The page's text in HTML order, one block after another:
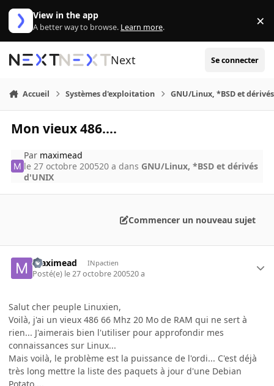
Aller au contenu
View in the app
A better way to browse. Learn more. ×
Next Se connecter
Accueil Systèmes d'exploitation GNU/Linux, *BSD et
Mon vieux 486....
Par maximead
le 27 octobre 200520 a dans GNU/Linux, *BSD et dérivés
d'UNIX
Commencer un nouveau sujet
maximead INpactien
Posté(e) le 27 octobre 200520 a
Salut cher peuple Linuxien,
Voilà, j'ai un vieux 486 66 Mhz 20 Mo de RAM qui ne sert à
rien... J'aimerais bien l'utiliser pour approfondir mes
connaissances sur Linux...
Mais voilà, le problème est la puissance de l'ordi... C'est déjà
très long mettre la liste des paquets à jour d'une Debian